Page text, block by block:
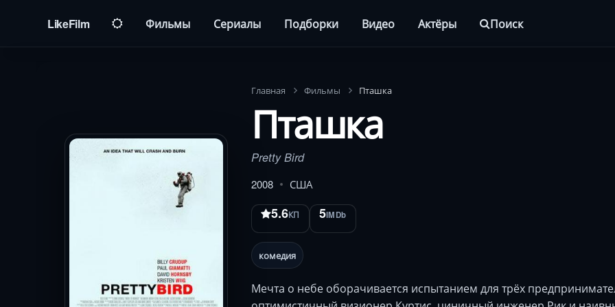
LikeFilm Фильмы Сериалы Подборки Видео Актёры Поиск
Главная Фильмы Пташка
Пташка
Pretty Bird
2008 США
5.6КП 5IMDb
комедия
Мечта о небе оборачивается испытанием для трёх